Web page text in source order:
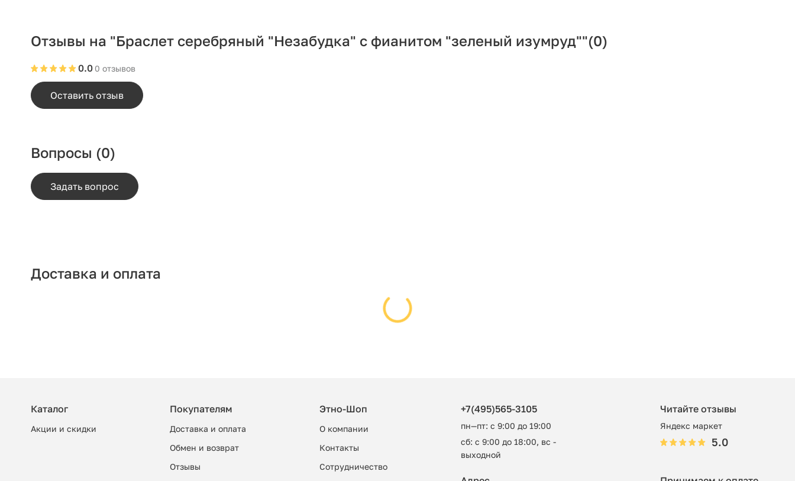
Отзывы на "Браслет серебряный "Незабудка" с фианитом "зеленый изумруд""(0)
0 отзывов
0.0
Оставить отзыв
Вопросы (0)
Задать вопрос
Доставка и оплата
Каталог
Акции и скидки
Покупателям
Доставка и оплата
Обмен и возврат
Отзывы
Этно-Шоп
О компании
Контакты
Сотрудничество
+7(495)565-3105
пн—пт: с 9:00 до 19:00
сб: с 9:00 до 18:00, вс -
выходной
Читайте отзывы
Яндекс маркет
5.0